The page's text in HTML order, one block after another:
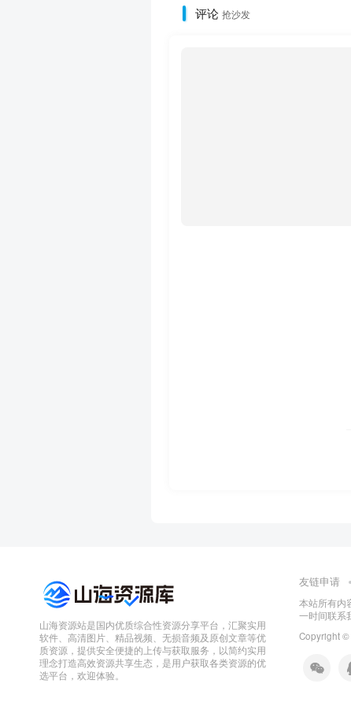
评论 抢沙发
山海资源站是国内优质综合性资源分享平台，汇聚实用
软件、高清图片、精品视频、无损音频及原创文章等优
质资源，提供安全便捷的上传与获取服务，以简约实用
理念打造高效资源共享生态，是用户获取各类资源的优
选平台，欢迎体验。
友链申请
本站所有内
一时间联系
Copyright ©